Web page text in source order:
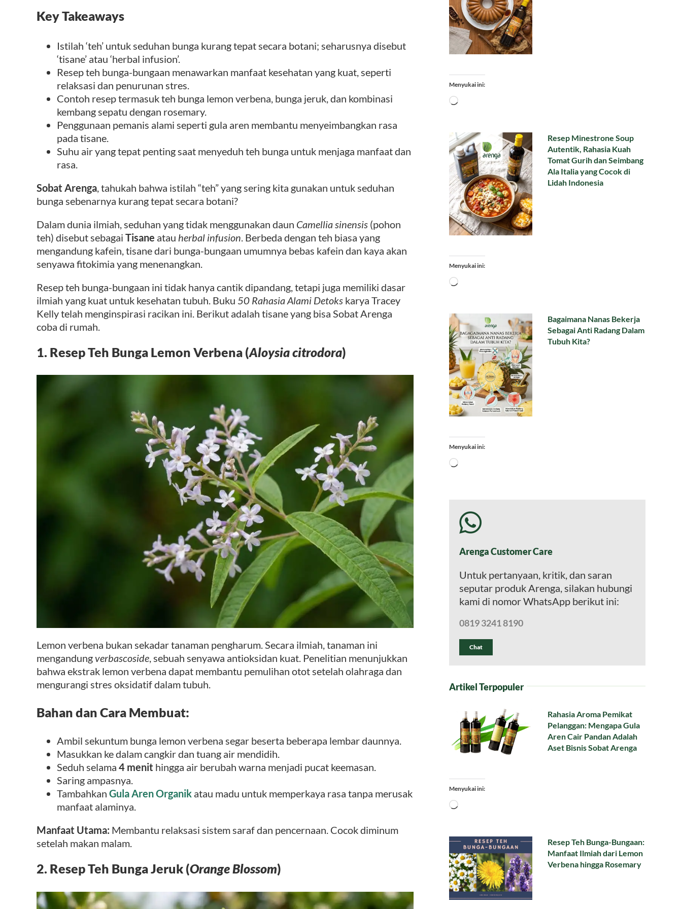
Key Takeaways
Istilah ‘teh’ untuk seduhan bunga kurang tepat secara botani; seharusnya disebut
‘tisane’ atau ‘herbal infusion’.
Resep teh bunga-bungaan menawarkan manfaat kesehatan yang kuat, seperti
relaksasi dan penurunan stres.
Contoh resep termasuk teh bunga lemon verbena, bunga jeruk, dan kombinasi
kembang sepatu dengan rosemary.
Penggunaan pemanis alami seperti gula aren membantu menyeimbangkan rasa
pada tisane.
Suhu air yang tepat penting saat menyeduh teh bunga untuk menjaga manfaat dan
rasa.
Sobat Arenga, tahukah bahwa istilah “teh” yang sering kita gunakan untuk seduhan
bunga sebenarnya kurang tepat secara botani?
Dalam dunia ilmiah, seduhan yang tidak menggunakan daun Camellia sinensis (pohon
teh) disebut sebagai Tisane atau herbal infusion. Berbeda dengan teh biasa yang
mengandung kafein, tisane dari bunga-bungaan umumnya bebas kafein dan kaya akan
senyawa fitokimia yang menenangkan.
Resep teh bunga-bungaan ini tidak hanya cantik dipandang, tetapi juga memiliki dasar
ilmiah yang kuat untuk kesehatan tubuh. Buku 50 Rahasia Alami Detoks karya Tracey
Kelly telah menginspirasi racikan ini. Berikut adalah tisane yang bisa Sobat Arenga
coba di rumah.
1. Resep Teh Bunga Lemon Verbena (Aloysia citrodora)
Lemon verbena bukan sekadar tanaman pengharum. Secara ilmiah, tanaman ini
mengandungverbascoside, sebuah senyawa antioksidan kuat. Penelitian menunjukkan
bahwa ekstrak lemon verbena dapat membantu pemulihan otot setelah olahraga dan
mengurangi stres oksidatif dalam tubuh.
Bahan dan Cara Membuat:
Ambil sekuntum bunga lemon verbena segar beserta beberapa lembar daunnya.
Masukkan ke dalam cangkir dan tuang air mendidih.
Seduh selama 4 menit hingga air berubah warna menjadi pucat keemasan.
Saring ampasnya.
Tambahkan Gula Aren Organik atau madu untuk memperkaya rasa tanpa merusak
manfaat alaminya.
Manfaat Utama: Membantu relaksasi sistem saraf dan pencernaan. Cocok diminum
setelah makan malam.
2. Resep Teh Bunga Jeruk (Orange Blossom)
Menyukai ini:
Memuat...
Resep Minestrone Soup
Autentik, Rahasia Kuah
Tomat Gurih dan Seimbang
Ala Italia yang Cocok di
Lidah Indonesia
Menyukai ini:
Memuat...
Bagaimana Nanas Bekerja
Sebagai Anti Radang Dalam
Tubuh Kita?
Menyukai ini:
Memuat...
Arenga Customer Care
Untuk pertanyaan, kritik, dan saran
seputar produk Arenga, silakan hubungi
kami di nomor WhatsApp berikut ini:
0819 3241 8190
Chat
Artikel Terpopuler
Rahasia Aroma Pemikat
Pelanggan: Mengapa Gula
Aren Cair Pandan Adalah
Aset Bisnis Sobat Arenga
Menyukai ini:
Memuat...
Resep Teh Bunga-Bungaan:
Manfaat Ilmiah dari Lemon
Verbena hingga Rosemary